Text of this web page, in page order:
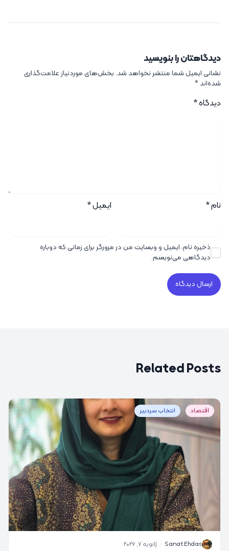
دیدگاهتان را بنویسید
نشانی ایمیل شما منتشر نخواهد شد. بخش‌های موردنیاز علامت‌گذاری
شده‌اند*
دیدگاه*
نام* ایمیل*
ذخیره نام، ایمیل و وبسایت من در مرورگر برای زمانی که دوباره
دیدگاهی می‌نویسم.
Related Posts
اقتصاد انتخاب سردبیر
S
Sanat Ehdas
· ژانویه 7, 2026